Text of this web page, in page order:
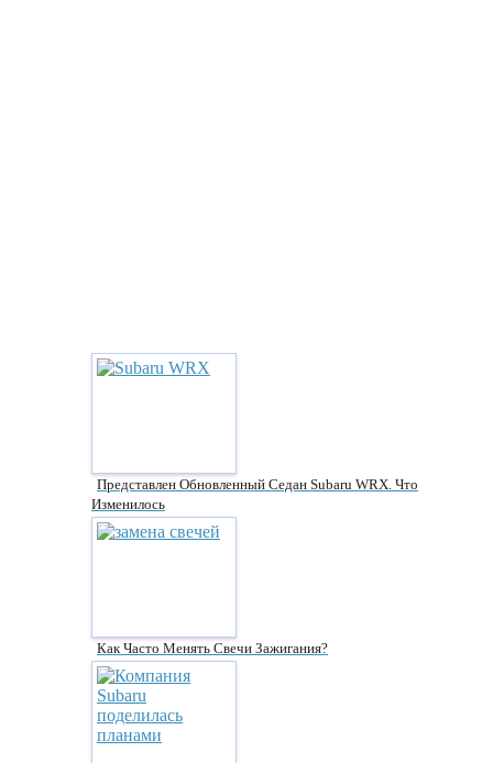
Представлен Обновленный Седан Subaru WRX. Что
Изменилось
Как Часто Менять Свечи Зажигания?